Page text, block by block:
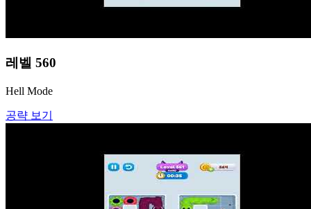
레벨 560
Hell Mode
공략 보기